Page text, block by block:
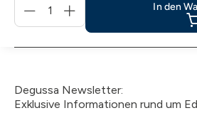
In
Warenkorb
In den
Degussa Newsletter:
Exklusive Informationen rund um